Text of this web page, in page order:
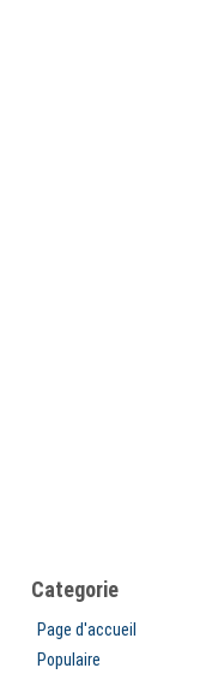
Categorie
Page d'accueil
Populaire